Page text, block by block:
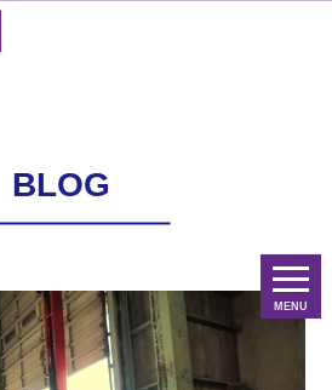
MENU
BLOG